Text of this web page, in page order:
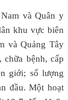
và Quân y
khu vực biên
và Quảng Tây
bệnh, cấp
giới; số lượng
đầu. Một hoạt